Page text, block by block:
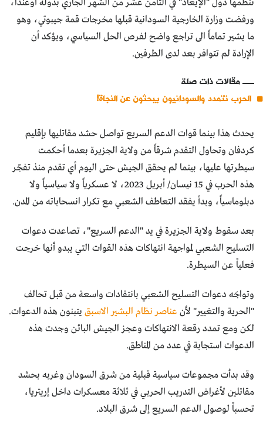
تنظمها دول "الإيغاد" في الثامن عشر من الشهر الجاري بدولة أوغندا،
ورفضت وزارة الخارجية السودانية قبلها مخرجات قمة جيبوتي، وهو
ما يشير تماماً الى تراجع واضح لفرص الحل السياسي، ويؤكد أن
الإرادة لم تتوافر بعد لدى الطرفين.
مقالات ذات صلة
الحرب تتمدد والسودانيون يبحثون عن النجاة!
يحدث هذا بينما قوات الدعم السريع تواصل حشد مقاتليها بإقليم
كردفان وتحاول التقدم شرقاً من ولاية الجزيرة بعدما أحكمت
سيطرتها عليها، بينما لم يحقق الجيش حتى اليوم أي تقدم منذ تفجّر
هذه الحرب في 15 نيسان/ أبريل 2023، لا عسكرياً ولا سياسياً ولا
دبلوماسياً، وبدأ يفقد التعاطف الشعبي مع تكرار انسحاباته من المدن.
بعد سقوط ولاية الجزيرة في يد "الدعم السريع"، تصاعدت دعوات
التسليح الشعبي لمواجهة انتهاكات هذه القوات التي يبدو أنها خرجت
فعلياً عن السيطرة.
وتواجَه دعوات التسليح الشعبي بانتقادات واسعة من قبل تحالف
"الحرية والتغيير" لأن عناصر نظام البشير الاسبق يتبنون هذه الدعوات.
لكن ومع تمدد رقعة الانتهاكات وعجز الجيش البائن وجدت هذه
الدعوات استجابة في عدد من المناطق.
وقد بدأت مجموعات سياسية قبلية من شرق السودان وغربه بحشد
مقاتلين لأغراض التدريب الحربي في ثلاثة معسكرات داخل إريتريا،
تحسباً لوصول الدعم السريع إلى شرق البلاد.